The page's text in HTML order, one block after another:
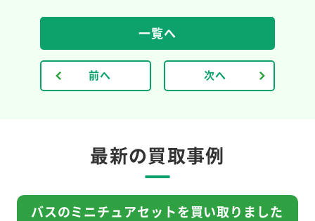
前へ
一覧へ
次へ
最新の買取事例
バスのミニチュアセットを買い取りました